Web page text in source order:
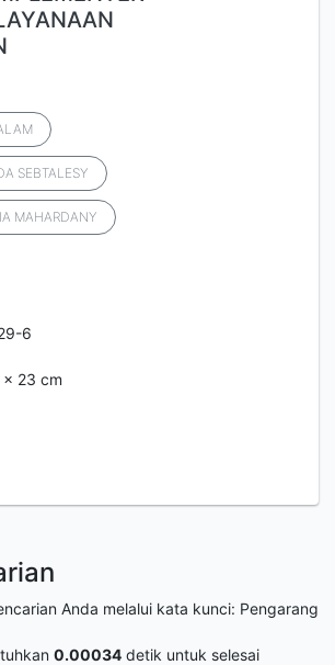
SEBTALESY
MAHARDANY
6
x 23 cm
Anda melalui kata kunci: Pengarang
0.00034 detik untuk selesai